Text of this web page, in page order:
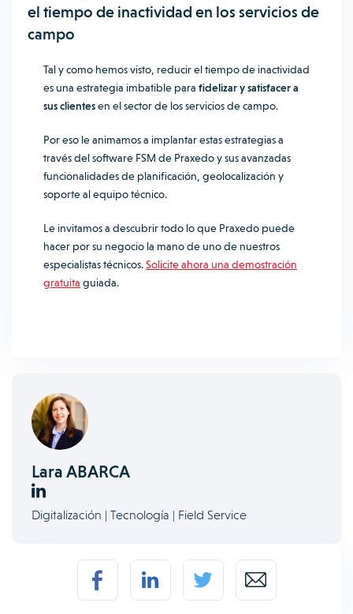
el tiempo de inactividad en los servicios de
campo
Tal y como hemos visto, reducir el tiempo de inactividad
es una estrategia imbatible para fidelizar y satisfacer a
sus clientesen el sector de los servicios de campo.
Por eso le animamos a implantar estas estrategias a
través del software FSM de Praxedo y sus avanzadas
funcionalidades de planificación, geolocalización y
soporte al equipo técnico.
Le invitamos a descubrir todo lo que Praxedo puede
hacer por su negocio la mano de uno de nuestros
especialistas técnicos.Solicite ahora una demostración
gratuita guiada.
Lara ABARCA
Digitalización | Tecnología | Field Service